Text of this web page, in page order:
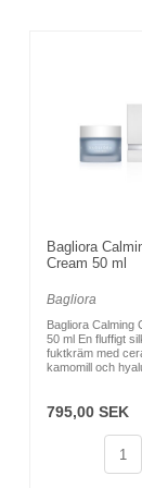
Bagliora
Cream 50 ml
Bagliora
Bagliora Calming
50 ml En fluffigt
fuktkräm med
kamomill och
795,00 SEK